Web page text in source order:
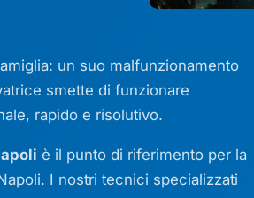
un suo malfunzionamento
smette di funzionare
rapido e risolutivo.
è il punto di riferimento per la
I nostri tecnici specializzati